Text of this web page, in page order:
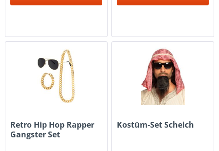
Retro Hip Hop Rapper
Gangster Set
Kostüm-Set Scheich